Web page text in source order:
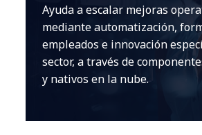
Ayuda a escalar mejoras
mediante automatización,
empleados e innovación
sector, a través de
y nativos en la nube.